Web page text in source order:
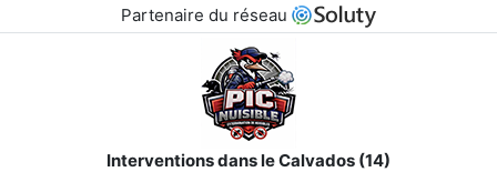
Partenaire du réseau
Interventions dans le Calvados (14)